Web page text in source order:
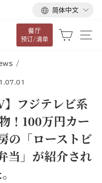
语
言
简体中文
餐厅
预订/清单
大车
/
フジテレビ系
！100万円カー
の「ローストビ
当」が紹介され